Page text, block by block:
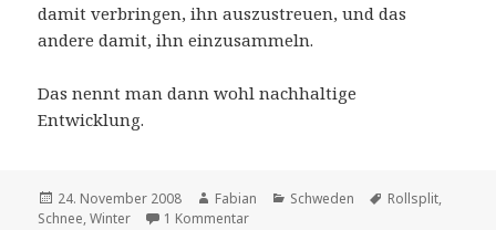
damit verbringen, ihn auszustreuen, und das
andere damit, ihn einzusammeln.
Das nennt man dann wohl nachhaltige
Entwicklung.
Veröffentlicht
am
24. November 2008 Autor
Fabian Kategorien
Schweden Schlagwörter
Rollsplit,
Schnee,Winter 1 Kommentarzu Snö